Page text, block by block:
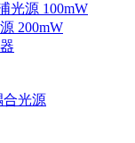
光源 100mW
200mW
合光源